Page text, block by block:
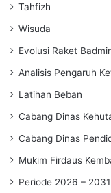
Tahfizh
Wisuda
Evolusi Raket
Analisis Pengaruh
Latihan Beban
Cabang Dinas
Cabang Dinas
Mukim Firdaus
Periode 2026 – 2031